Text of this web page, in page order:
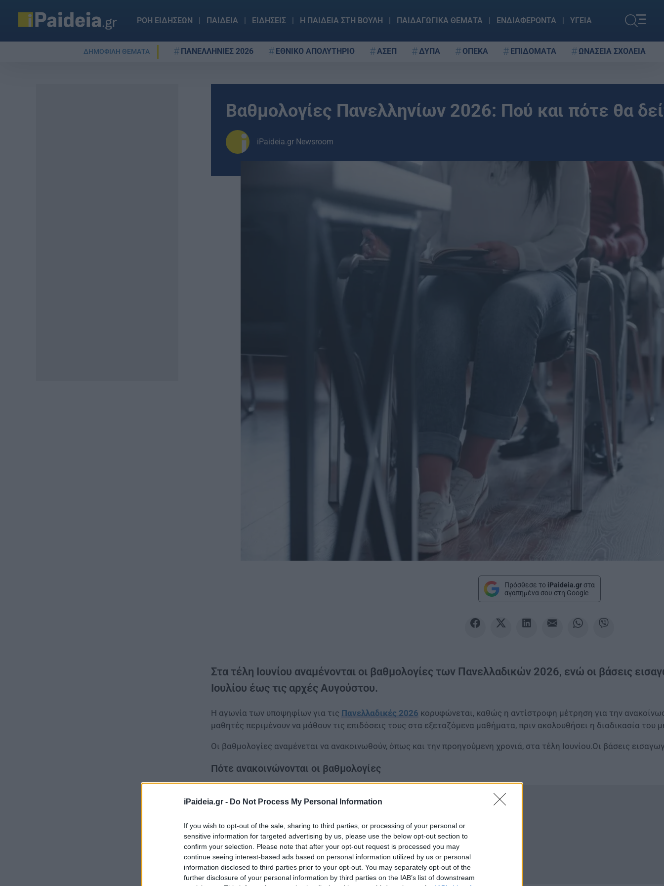
iPaideia.gr - Do Not Process My Personal Information
If you wish to opt-out of the sale, sharing to third parties, or processing of your personal or
sensitive information for targeted advertising by us, please use the below opt-out section to
confirm your selection. Please note that after your opt-out request is processed you may
continue seeing interest-based ads based on personal information utilized by us or personal
information disclosed to third parties prior to your opt-out. You may separately opt-out of the
further disclosure of your personal information by third parties on the IAB’s list of downstream
ΡΟΗ ΕΙΔΗΣΕΩΝ ΠΑΙΔΕΙΑ ΕΙΔΗΣΕΙΣ Η ΠΑΙΔΕΙΑ ΣΤΗ ΒΟΥΛΗ ΠΑΙΔΑΓΩΓΙΚΑ ΘΕΜΑΤΑ ΕΝΔΙΑΦΕΡΟΝΤΑ ΥΓΕΙΑ
ΔΗΜΟΦΙΛΗ ΘΕΜΑΤΑ ΠΑΝΕΛΛΗΝΙΕΣ 2026 ΕΘΝΙΚΟ ΑΠΟΛΥΤΗΡΙΟ ΑΣΕΠ ΔΥΠΑ ΟΠΕΚΑ ΕΠΙΔΟΜΑΤΑ ΩΝΑΣΕΙΑ ΣΧΟΛΕΙΑ
Βαθμολογίες Πανελληνίων 2026: Πού και πότε θα
iPaideia.gr Newsroom
Πρόσθεσε το iPaideia.gr στα
αγαπημένα σου στη Google
Στα τέλη Ιουνίου αναμένονται οι βαθμολογίες των Πανελλαδικών 2026, ενώ οι βάσεις
Ιουλίου έως τις αρχές Αυγούστου.
Η αγωνία των υποψηφίων για τις Πανελλαδικές 2026 κορυφώνεται, καθώς η αντίστροφη μέτρηση για την
μαθητές περιμένουν να μάθουν τις επιδόσεις τους στα εξεταζόμενα μαθήματα, πριν ακολουθήσει η διαδικασία του
Οι βαθμολογίες αναμένεται να ανακοινωθούν, όπως και την προηγούμενη χρονιά, στα τέλη Ιουνίου.Οι βάσεις
Πότε ανακοινώνονται οι βαθμολογίες